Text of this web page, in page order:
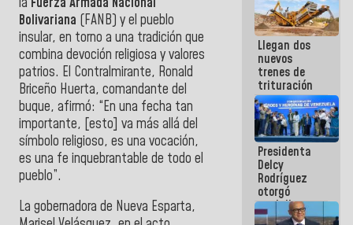
Bolivariana (FANB) y el pueblo
insular, en torno a una tradición que
combina devoción religiosa y valores
patrios. El Contralmirante, Ronald
Briceño Huerta, comandante del
buque, afirmó: “En una fecha tan
importante, [esto] va más allá del
símbolo religioso, es una vocación,
es una fe inquebrantable de todo el
pueblo”.
La gobernadora de Nueva Esparta,
que escribes
porque lo
que haces
es
embarrarla
Llegan dos
nuevos
trenes de
trituración
para
optimizar
manejo de
escombros
en La Guaira
Presidenta
Delcy
Rodríguez
otorgó
medalla
"Héroe de